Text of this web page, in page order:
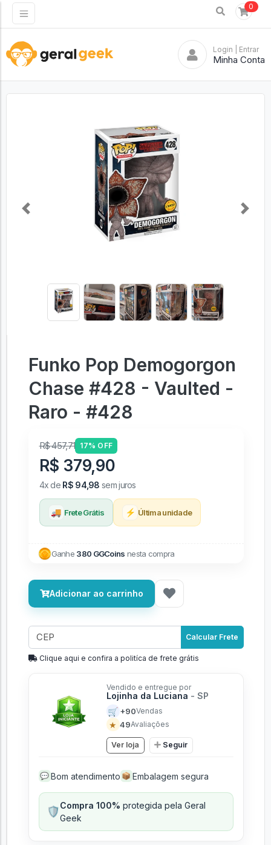
0
Login | Entrar
Minha Conta
Previous Next
Funko Pop Demogorgon
Chase #428 - Vaulted -
Raro - #428
R$ 457,71 17% OFF
R$ 379,90
4x de R$ 94,98 sem juros
🚚 Frete Grátis ⚡ Última unidade
Ganhe 380 GGCoins nesta compra
Adicionar ao carrinho
Calcular Frete
Clique aqui e confira a politíca de frete grátis
Vendido e entregue por
Lojinha da Luciana - SP
🛒 +90Vendas
★ 49Avaliações
Ver loja Seguir
💬 Bom atendimento 📦 Embalagem segura
🛡️Compra 100% protegida pela Geral
Geek